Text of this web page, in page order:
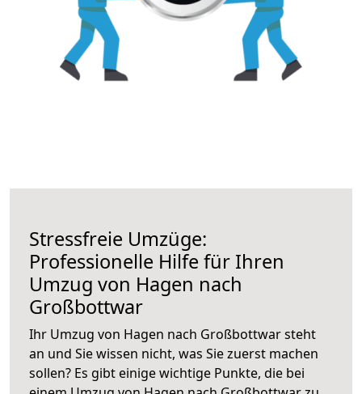
Stressfreie Umzüge:
Professionelle Hilfe für Ihren
Umzug von Hagen nach
Großbottwar
Ihr Umzug von Hagen nach Großbottwar steht
an und Sie wissen nicht, was Sie zuerst machen
sollen? Es gibt einige wichtige Punkte, die bei